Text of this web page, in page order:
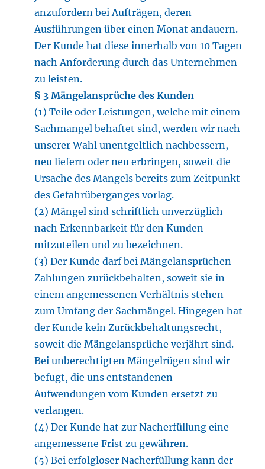
anzufordern bei Aufträgen, deren
Ausführungen über einen Monat andauern.
Der Kunde hat diese innerhalb von 10 Tagen
nach Anforderung durch das Unternehmen
zu leisten.
§ 3 Mängelansprüche des Kunden
(1) Teile oder Leistungen, welche mit einem
Sachmangel behaftet sind, werden wir nach
unserer Wahl unentgeltlich nachbessern,
neu liefern oder neu erbringen, soweit die
Ursache des Mangels bereits zum Zeitpunkt
des Gefahrüberganges vorlag.
(2) Mängel sind schriftlich unverzüglich
nach Erkennbarkeit für den Kunden
mitzuteilen und zu bezeichnen.
(3) Der Kunde darf bei Mängelansprüchen
Zahlungen zurückbehalten, soweit sie in
einem angemessenen Verhältnis stehen
zum Umfang der Sachmängel. Hingegen hat
der Kunde kein Zurückbehaltungsrecht,
soweit die Mängelansprüche verjährt sind.
Bei unberechtigten Mängelrügen sind wir
befugt, die uns entstandenen
Aufwendungen vom Kunden ersetzt zu
verlangen.
(4) Der Kunde hat zur Nacherfüllung eine
angemessene Frist zu gewähren.
(5) Bei erfolgloser Nacherfüllung kann der